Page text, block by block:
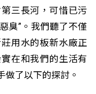
三長河，可惜已污
臭”。我們聽了不僅
用水的板新水廠正
在和我們的生活有
做了以下的探討。